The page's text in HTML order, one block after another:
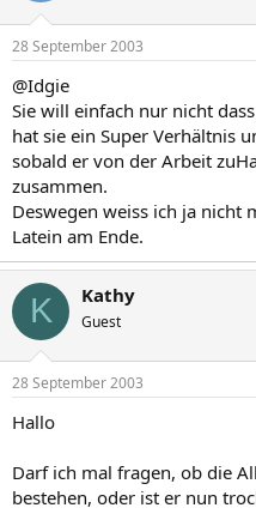
28 September 2003
@Idgie
Sie will einfach nur nicht
hat sie ein Super Verhältnis
sobald er von der Arbeit
zusammen.
Deswegen weiss ich ja nicht
Latein am Ende.
K Kathy
Guest
28 September 2003
Hallo
Darf ich mal fragen, ob die
bestehen, oder ist er nun